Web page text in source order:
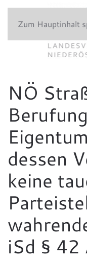
Zum Hauptinhalt
NÖ
dessen
keine
iSd § 42